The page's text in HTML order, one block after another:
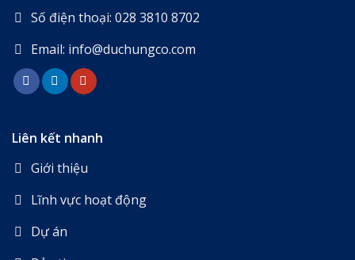
Số điện thoại: 028 3810 8702
Email: info@duchungco.com
Liên kết nhanh
Giới thiệu
Lĩnh vực hoạt động
Dự án